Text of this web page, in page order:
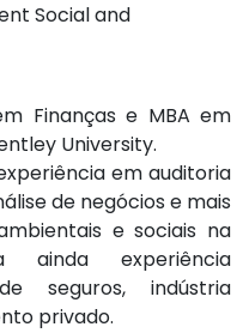
Social and
Finanças e MBA em
University.
em auditoria
de negócios e mais
e sociais na
ainda experiência
seguros, indústria
privado.